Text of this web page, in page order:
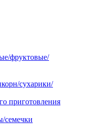
фруктовые/
сухарики/
приготовления
семечки